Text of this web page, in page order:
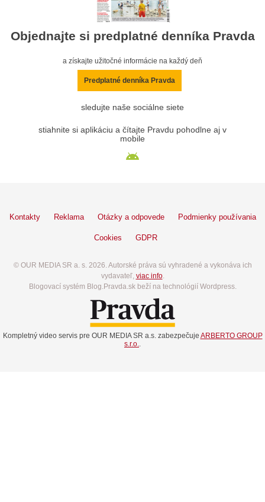
Objednajte si predplatné denníka Pravda
a získajte užitočné informácie na každý deň
Predplatné denníka Pravda
sledujte naše sociálne siete
stiahnite si aplikáciu a čítajte Pravdu pohodlne aj v
mobile
Kontakty Reklama Otázky a odpovede Podmienky používania
Cookies GDPR
© OUR MEDIA SR a. s. 2026. Autorské práva sú vyhradené a vykonáva ich
vydavateľ, viac info.
Blogovací systém Blog.Pravda.sk beží na technológií Wordpress.
Kompletný video servis pre OUR MEDIA SR a.s. zabezpečuje ARBERTO GROUP
s.r.o.